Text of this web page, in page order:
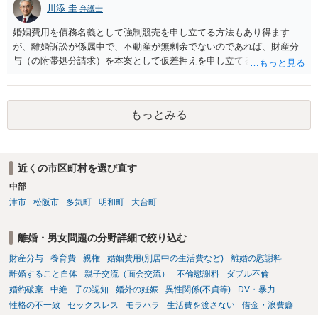
減額を進めるうえでの交渉材料かと思います。 なお、ご自身が離
婚しないことは、交渉材料にはならないかと思いますので、ご注意く
ださい。 また、相手夫婦の婚姻関係が既に破綻していたことや、
相手女性が結婚しているとは知らなかったと主張することもあります
が、 ケースバイケースですので、ご自身の場合にそれらの主張が
が、 ２００万円でも、５０万円でも、公序良俗に反するほど高額
と思います。 そのうえで、合意できるかは、相手も納得できるか
否かにかかってはきますが。 ４ 質問④ ご記載の内容からは判断
できないのですが、 清算条項を記載しないで合意することはリス
クがありますので、むしろ、原則としては、清算条項を記載するべき
すが、可能であれば、ご依頼になるかは別として、お近くの弁護士に
お勧めいたします。 ご参考にしていただければ幸いです。
川添 圭 弁護士
婚姻費用を債務名義として強制競売を申し立てる方法もあり得ます
が、離婚訴訟が係属中で、不動産が無剰余でないのであれば、財産分
与（の附帯処分請求）を本案として仮差押えを申し立てる（法的には
えられます。弁護士へ依頼しているのであれば、担当弁護士とよく相
談してください。
もっとみる
近くの市区町村を選び直す
中部
津市
松阪市 多気町 明和町 大台町
離婚・男女問題の分野詳細で絞り込む
財産分与 養育費 親権 婚姻費用(別居中の生活費など)
離婚の慰謝料
離婚すること自体
親子交流（面会交流） 不倫慰謝料
ダブル不倫
婚約破棄
中絶 子の認知 婚外の妊娠 異性関係(不貞等)
DV・暴力
性格の不一致
セックスレス モラハラ 生活費を渡さない
借金・浪費癖